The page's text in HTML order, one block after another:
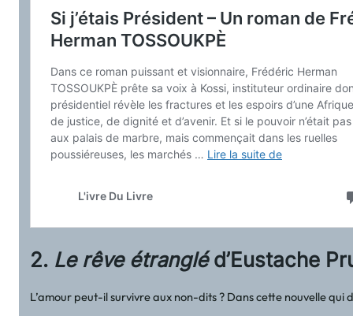
2. Le rêve étrangléd’Eustache
L’amour peut-il survivre aux non-dits ? Dans cette nouvelle